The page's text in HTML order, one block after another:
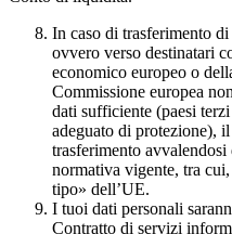
In caso di trasferimento
ovvero verso destinatari
economico europeo o
Commissione europea
dati sufficiente (paesi
adeguato di protezione),
trasferimento
normativa vigente, tra
tipo» dell’UE.
I tuoi dati personali
Contratto di servizi